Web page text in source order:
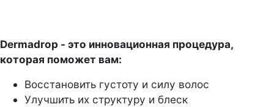
Dermadrop - это инновационная процедура,
которая поможет вам:
Восстановить густоту и силу волос
Улучшить их структуру и блеск